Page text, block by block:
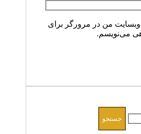
وبسایت من در مرورگر برای
می‌نویسم.